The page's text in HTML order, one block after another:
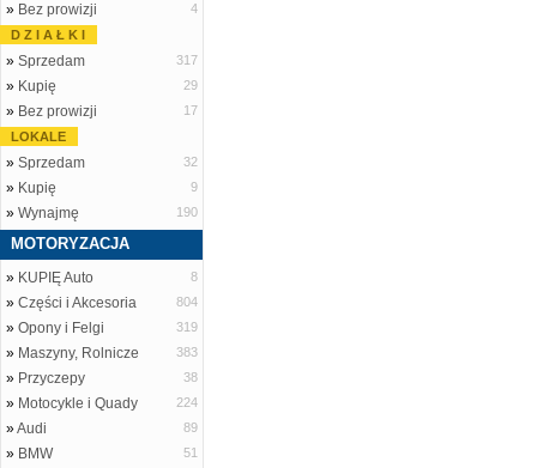
» Bez prowizji
4
D Z I A Ł K I
» Sprzedam 317
» Kupię 29
» Bez prowizji
17
LOKALE
» Sprzedam 32
» Kupię 9
» Wynajmę 190
MOTORYZACJA
» KUPIĘ Auto 8
» Części i Akcesoria 804
» Opony i Felgi 319
» Maszyny, Rolnicze 383
» Przyczepy 38
» Motocykle i Quady 224
»Audi 89
» BMW 51